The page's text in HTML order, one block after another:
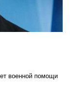
военной помощи